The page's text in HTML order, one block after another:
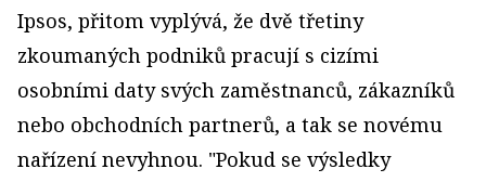
Ipsos, přitom vyplývá, že dvě třetiny
zkoumaných podniků pracují s cizími
osobními daty svých zaměstnanců, zákazníků
nebo obchodních partnerů, a tak se novému
nařízení nevyhnou. "Pokud se výsledky